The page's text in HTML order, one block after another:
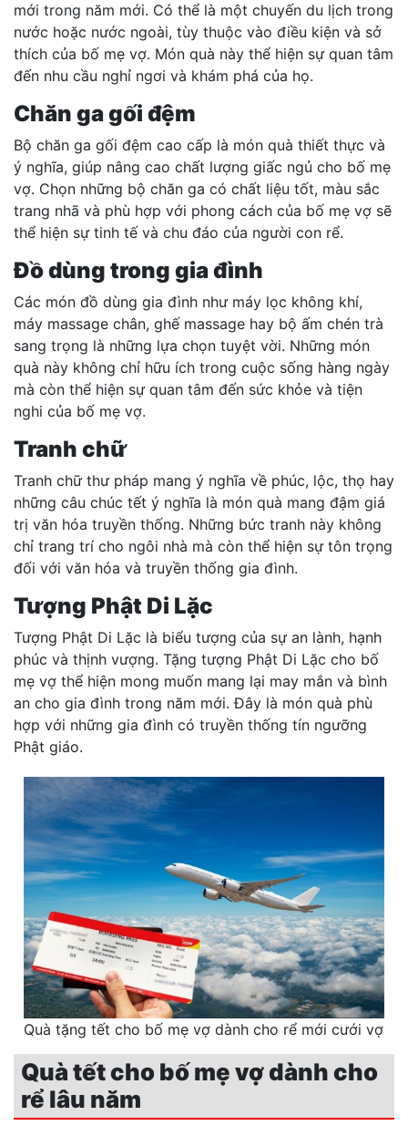
mới trong năm mới. Có thể là một chuyến du lịch trong
nước hoặc nước ngoài, tùy thuộc vào điều kiện và sở
thích của bố mẹ vợ. Món quà này thể hiện sự quan tâm
đến nhu cầu nghỉ ngơi và khám phá của họ.
Chăn ga gối đệm
Bộ chăn ga gối đệm cao cấp là món quà thiết thực và
ý nghĩa, giúp nâng cao chất lượng giấc ngủ cho bố mẹ
vợ. Chọn những bộ chăn ga có chất liệu tốt, màu sắc
trang nhã và phù hợp với phong cách của bố mẹ vợ sẽ
thể hiện sự tinh tế và chu đáo của người con rể.
Đồ dùng trong gia đình
Các món đồ dùng gia đình như máy lọc không khí,
máy massage chân, ghế massage hay bộ ấm chén trà
sang trọng là những lựa chọn tuyệt vời. Những món
quà này không chỉ hữu ích trong cuộc sống hàng ngày
mà còn thể hiện sự quan tâm đến sức khỏe và tiện
nghi của bố mẹ vợ.
Tranh chữ
Tranh chữ thư pháp mang ý nghĩa về phúc, lộc, thọ hay
những câu chúc tết ý nghĩa là món quà mang đậm giá
trị văn hóa truyền thống. Những bức tranh này không
chỉ trang trí cho ngôi nhà mà còn thể hiện sự tôn trọng
đối với văn hóa và truyền thống gia đình.
Tượng Phật Di Lặc
Tượng Phật Di Lặc là biểu tượng của sự an lành, hạnh
phúc và thịnh vượng. Tặng tượng Phật Di Lặc cho bố
mẹ vợ thể hiện mong muốn mang lại may mắn và bình
an cho gia đình trong năm mới. Đây là món quà phù
hợp với những gia đình có truyền thống tín ngưỡng
Phật giáo.
Quà tặng tết cho bố mẹ vợ dành cho rể mới cưới vợ
Quà tết cho bố mẹ vợ dành cho
rể lâu năm